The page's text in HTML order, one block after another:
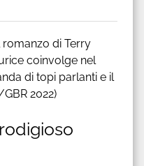
di Terry
coinvolge nel
di topi parlanti e il
2022)